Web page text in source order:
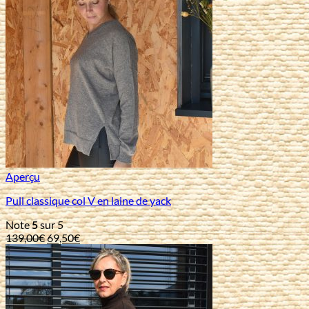
Aperçu
Pull classique col V en laine de yack
Note5sur 5
139,00€Le
prix
initial
était :
139,00€.
69,50€Le
prix
actuel
est :
69,50€.